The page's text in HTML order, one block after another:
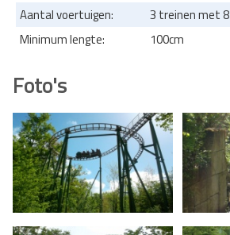
Aantal voertuigen:
3 treinen met
Minimum lengte:
100cm
Foto's